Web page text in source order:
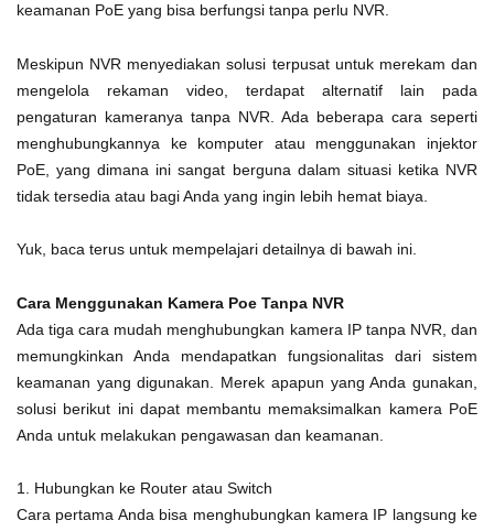
keamanan PoE yang bisa berfungsi tanpa perlu NVR.
Meskipun NVR menyediakan solusi terpusat untuk merekam dan
mengelola rekaman video, terdapat alternatif lain pada
pengaturan kameranya tanpa NVR. Ada beberapa cara seperti
menghubungkannya ke komputer atau menggunakan injektor
PoE, yang dimana ini sangat berguna dalam situasi ketika NVR
tidak tersedia atau bagi Anda yang ingin lebih hemat biaya.
Yuk, baca terus untuk mempelajari detailnya di bawah ini.
Cara Menggunakan Kamera Poe Tanpa NVR
Ada tiga cara mudah menghubungkan kamera IP tanpa NVR, dan
memungkinkan Anda mendapatkan fungsionalitas dari sistem
keamanan yang digunakan. Merek apapun yang Anda gunakan,
solusi berikut ini dapat membantu memaksimalkan kamera PoE
Anda untuk melakukan pengawasan dan keamanan.
1. Hubungkan ke Router atau Switch
Cara pertama Anda bisa menghubungkan kamera IP langsung ke